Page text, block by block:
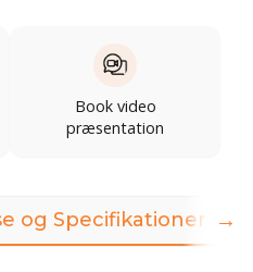
Book video
præsentation
og Specifikationer →